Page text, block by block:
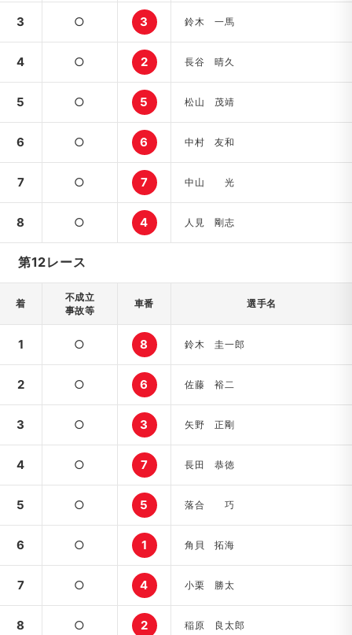
3 ○ 3 鈴木 一馬
4 ○ 2 長谷 晴久
5 ○ 5 松山 茂靖
6 ○ 6 中村 友和
7 ○ 7 中山 光
8 ○ 4 人見 剛志
第12レース
着
不成立
事故等
車番 選手名
1 ○ 8 鈴木 圭一郎
2 ○ 6 佐藤 裕二
3 ○ 3 矢野 正剛
4 ○ 7 長田 恭徳
5 ○ 5 落合 巧
6 ○ 1 角貝 拓海
7 ○ 4 小栗 勝太
8 ○ 2 稲原 良太郎